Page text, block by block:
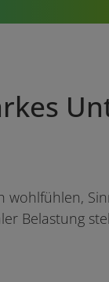
wohlfühlen,
Belastung